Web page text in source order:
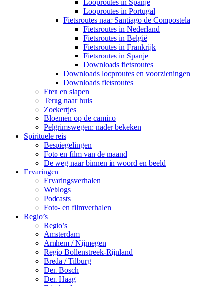
Looproutes in Spanje
Looproutes in Portugal
Fietsroutes naar Santiago de Compostela
Fietsroutes in Nederland
Fietsroutes in België
Fietsroutes in Frankrijk
Fietsroutes in Spanje
Downloads fietsroutes
Downloads looproutes en voorzieningen
Downloads fietsroutes
Eten en slapen
Terug naar huis
Zoekertjes
Bloemen op de camino
Pelgrimswegen: nader bekeken
Spirituele reis
Bespiegelingen
Foto en film van de maand
De weg naar binnen in woord en beeld
Ervaringen
Ervaringsverhalen
Weblogs
Podcasts
Foto- en filmverhalen
Regio’s
Regio’s
Amsterdam
Arnhem / Nijmegen
Regio Bollenstreek-Rijnland
Breda / Tilburg
Den Bosch
Den Haag